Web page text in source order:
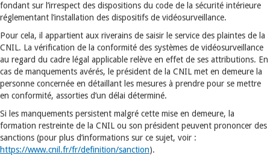
fondant sur l’irrespect des dispositions du code de la sécurité intérieure
réglementant l’installation des dispositifs de vidéosurveillance.
Pour cela, il appartient aux riverains de saisir le service des plaintes de la
CNIL. La vérification de la conformité des systèmes de vidéosurveillance
au regard du cadre légal applicable relève en effet de ses attributions. En
cas de manquements avérés, le président de la CNIL met en demeure la
personne concernée en détaillant les mesures à prendre pour se mettre
en conformité, assorties d’un délai déterminé.
Si les manquements persistent malgré cette mise en demeure, la
formation restreinte de la CNIL ou son président peuvent prononcer des
sanctions (pour plus d’informations sur ce sujet, voir :
https://www.cnil.fr/fr/definition/sanction).